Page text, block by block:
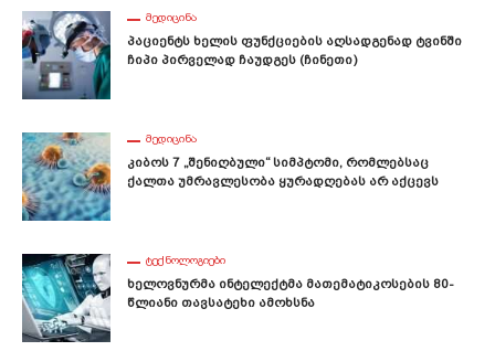
ᲛᲔᲓᲘᲪᲘᲜᲐ
Პაციენტს Ხელის Ფუნქციების Აღსადგენად Ტვინში
Ჩიპი Პირველად Ჩაუდგეს (ჩინეთი)
ᲛᲔᲓᲘᲪᲘᲜᲐ
Კიბოს 7 „შენიღბული“ Სიმპტომი, Რომლებსაც
Ქალთა Უმრავლესობა Ყურადღებას Არ Აქცევს
ᲢᲔᲥᲜᲝᲚᲝᲒᲘᲔᲑᲘ
Ხელოვნურმა Ინტელექტმა Მათემატიკოსების 80-
Წლიანი Თავსატეხი Ამოხსნა